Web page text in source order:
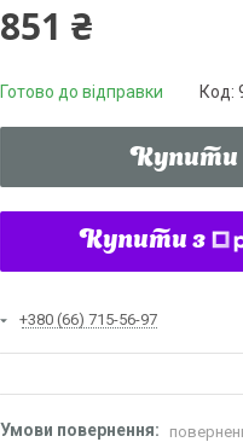
851 ₴
Готово до відправки Код:
Купити
Купити з
+380 (66) 715-56-97